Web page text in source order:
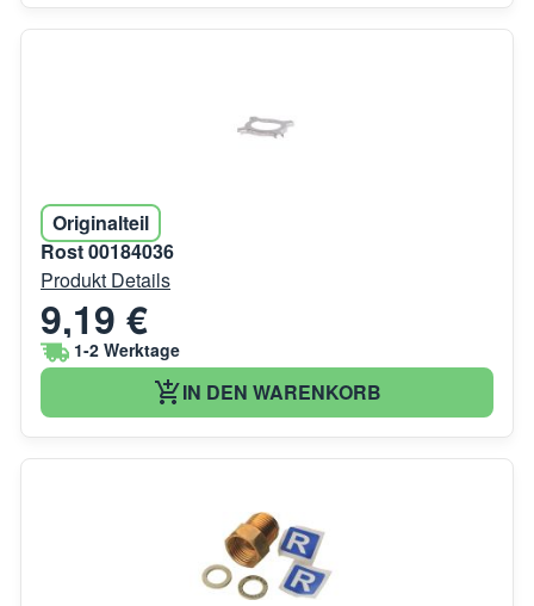
Originalteil
Rost 00184036
Produkt Details
9,19 €
1-2 Werktage
IN DEN WARENKORB